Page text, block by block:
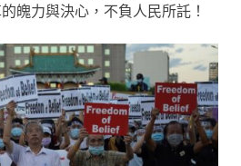
魄力與決心，不負人民所託！